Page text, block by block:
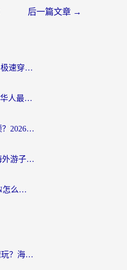
后一篇文章 →
海外党必看：ChickCN和极速穿梭VPN好用吗？3招教你选对回国加速器无缝刷国内资源
斧牛和light哪个好？海外华人最关心的回国加速器选择难题，一篇讲透
在国外怎么用虎牙不卡顿？2026海外华人亲测有效的回国加速器选择指南
斧牛和加速喵好用吗？海外游子的真实选择困境
马来西亚留学生回国VPN怎么选？3个避坑点+1款实测好用的加速器推荐
Sky光·遇在国外怎么加速玩？海外党亲测有效的国服游戏加速指南